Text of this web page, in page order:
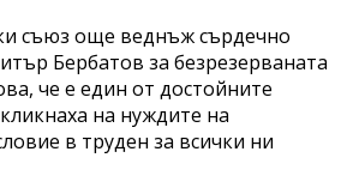
съюз още веднъж сърдечно
Бербатов за безрезерваната
че е един от достойните
на нуждите на
в труден за всички ни